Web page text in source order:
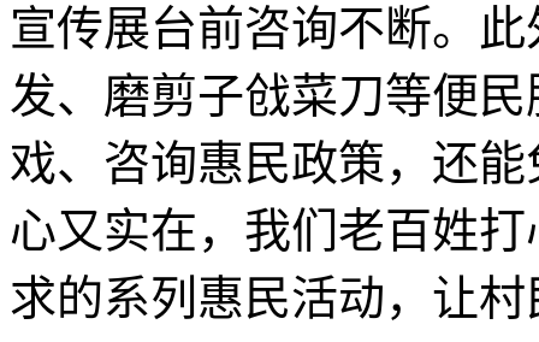
宣传展台前咨询不断。
发、磨剪子戗菜刀等便
戏、咨询惠民政策，还
心又实在，我们老百姓
求的系列惠民活动，让